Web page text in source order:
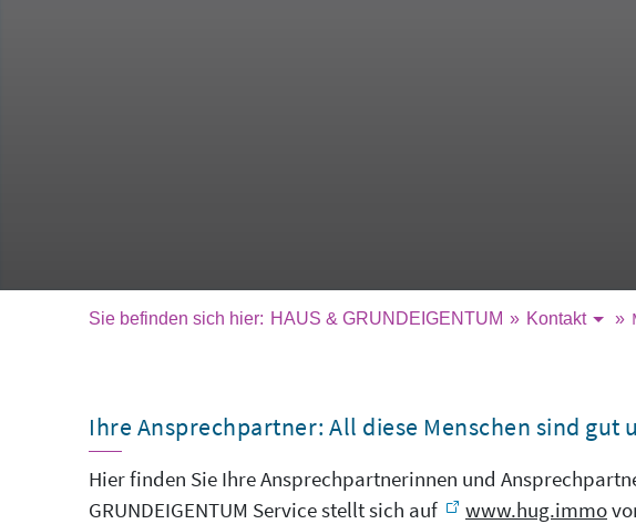
HAUS & GRUNDEIGENTUM Kontakt
Ihre Ansprechpartner: All diese Menschen sind gut
Hier finden Sie Ihre Ansprechpartnerinnen und
GRUNDEIGENTUM Service stellt sich auf
www.hug.immo